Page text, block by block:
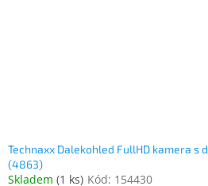
Technaxx Dalekohled FullHD kamera s
(4863)
Skladem (1 ks) Kód: 154430